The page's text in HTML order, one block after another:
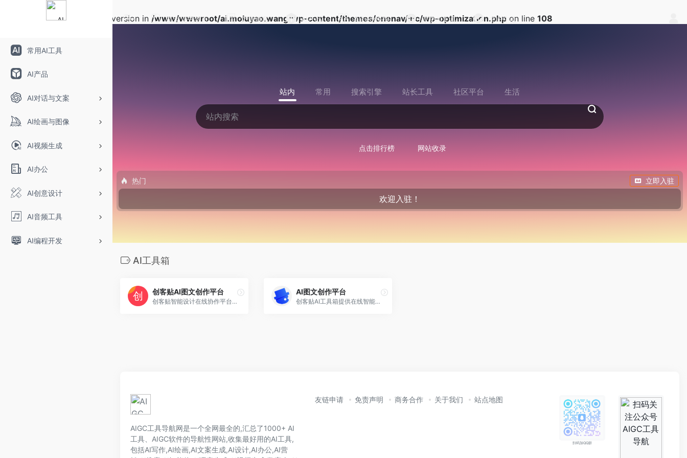
: Array to string conversion in /www/wwwroot/ai.moluyao.wang/wp-content/themes/onenav/inc/wp-optimization.php on line 108
常用AI工具
AI产品
AI对话与文案
AI绘画与图像
AI视频生成
AI办公
AI创意设计
AI音频工具
AI编程开发
自定义书签页 文章博客 AI产品 AI行业快报 提交AI工具 中户中心
站内 常用 搜索引擎 站长工具 社区平台 生活
点击排行榜 网站收录
热门 立即入驻
欢迎入驻！
AI工具箱
创客贴AI图文创作平台
创客贴智能设计在线协作平台，是一款平面设计工具和在线平面设计软件,提供海量海报模板,新媒体配图,电商模板,主图模板,邀请函,公告通知,喜报,logo等免费设计素材和模板,创客贴AI工具箱提供在线智能生成海报,一键抠图,一键消除,一键去水印,图片高清修复,无损放大，智能拼图等众多智能AI工具。
AI图文创作平台
创客贴AI工具箱提供在线智能生成海报
AIGC工具导航网是一个全网最全的,汇总了1000+ AI
工具、AIGC软件的导航性网站,收集最好用的AI工具,
包括AI写作,AI绘画,AI文案生成,AI设计,AI办公,AI营
友链申请 免责声明 商务合作 关于我们 站点地图
扫码加QQ群